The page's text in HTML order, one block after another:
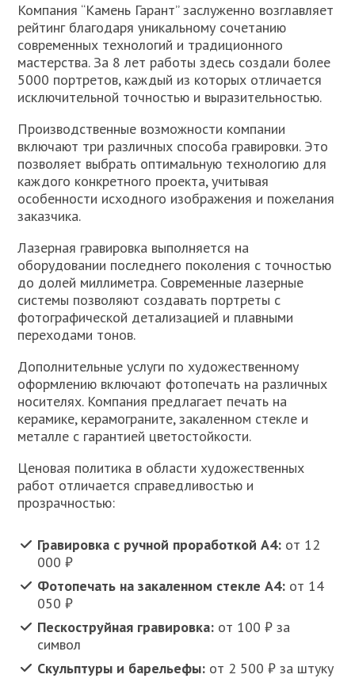
Компания “Камень Гарант” заслуженно возглавляет
рейтинг благодаря уникальному сочетанию
современных технологий и традиционного
мастерства. За 8 лет работы здесь создали более
5000 портретов, каждый из которых отличается
исключительной точностью и выразительностью.
Производственные возможности компании
включают три различных способа гравировки. Это
позволяет выбрать оптимальную технологию для
каждого конкретного проекта, учитывая
особенности исходного изображения и пожелания
заказчика.
Лазерная гравировка выполняется на
оборудовании последнего поколения с точностью
до долей миллиметра. Современные лазерные
системы позволяют создавать портреты с
фотографической детализацией и плавными
переходами тонов.
Дополнительные услуги по художественному
оформлению включают фотопечать на различных
носителях. Компания предлагает печать на
керамике, керамограните, закаленном стекле и
металле с гарантией цветостойкости.
Ценовая политика в области художественных
работ отличается справедливостью и
прозрачностью:
Гравировка с ручной проработкой А4: от 12
000 ₽
Фотопечать на закаленном стекле А4: от 14
050 ₽
Пескоструйная гравировка: от 100 ₽ за
символ
Скульптуры и барельефы: от 2 500 ₽ за штуку